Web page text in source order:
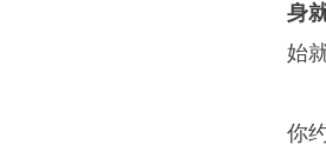
身
始
你